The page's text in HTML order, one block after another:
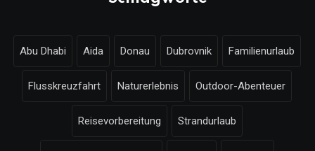
Abu Dhabi Aida Donau Dubrovnik Familienurlaub
Flusskreuzfahrt Naturerlebnis Outdoor-Abenteuer
Reisevorbereitung Strandurlaub